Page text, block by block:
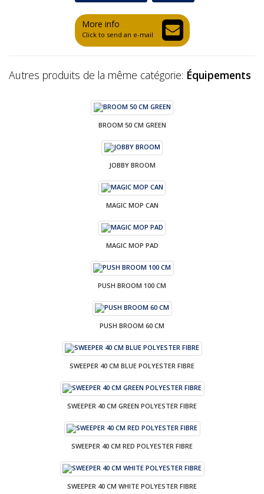
More info
Click to send an e-mail
Autres produits de la même catégorie: Équipements
BROOM 50 CM GREEN
JOBBY BROOM
MAGIC MOP CAN
MAGIC MOP PAD
PUSH BROOM 100 CM
PUSH BROOM 60 CM
SWEEPER 40 CM BLUE POLYESTER FIBRE
SWEEPER 40 CM GREEN POLYESTER FIBRE
SWEEPER 40 CM RED POLYESTER FIBRE
SWEEPER 40 CM WHITE POLYESTER FIBRE